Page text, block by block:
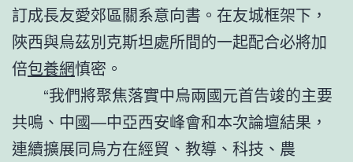
訂成長友愛郊區關系意向書。在友城框架下，
陜西與烏茲別克斯坦處所間的一起配合必將加
倍包養網慎密。
“我們將聚焦落實中烏兩國元首告竣的主要
共鳴、中國—中亞西安峰會和本次論壇結果，
連續擴展同烏方在經貿、教導、科技、農